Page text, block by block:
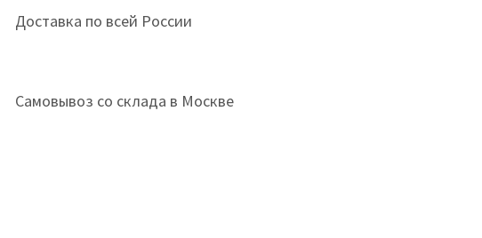
Доставка по всей России
Самовывоз со склада в Москве